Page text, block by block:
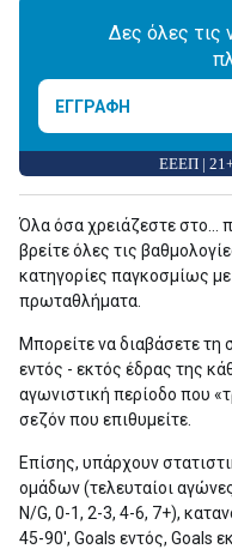
Δες όλες τις
ΕΓΓΡΑΦΗ
ΕΕΕΠ |
Όλα όσα χρειάζεστε στο...
βρείτε όλες τις
κατηγορίες παγκοσμίως
πρωταθλήματα.
Μπορείτε να διαβάσετε τη
εντός - εκτός έδρας της
αγωνιστική περίοδο που
σεζόν που επιθυμείτε.
Επίσης, υπάρχουν
ομάδων (τελευταίοι
N/G, 0-1, 2-3, 4-6, 7+),
45-90', Goals εντός, Goals